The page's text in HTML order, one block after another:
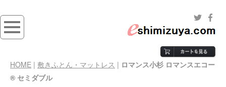
HOME | 敷きふとん・マットレス | ロマンス小杉 ロマンスエコー
® セミダブル